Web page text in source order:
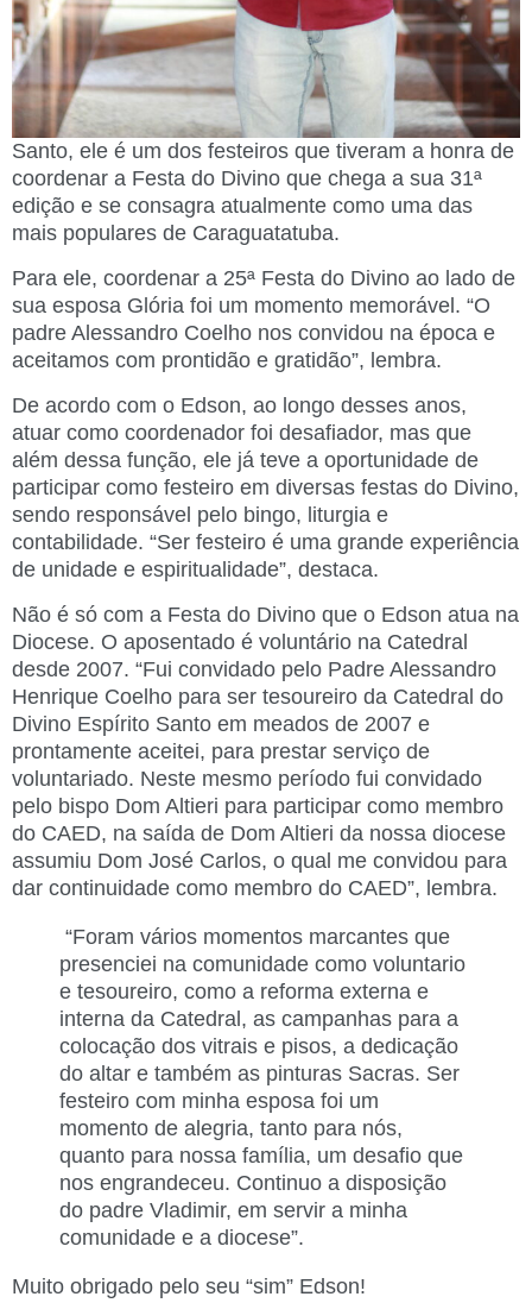
Santo, ele é um dos festeiros que tiveram a honra de
coordenar a Festa do Divino que chega a sua 31ª
edição e se consagra atualmente como uma das
mais populares de Caraguatatuba.
Para ele, coordenar a 25ª Festa do Divino ao lado de
sua esposa Glória foi um momento memorável. “O
padre Alessandro Coelho nos convidou na época e
aceitamos com prontidão e gratidão”, lembra.
De acordo com o Edson, ao longo desses anos,
atuar como coordenador foi desafiador, mas que
além dessa função, ele já teve a oportunidade de
participar como festeiro em diversas festas do Divino,
sendo responsável pelo bingo, liturgia e
contabilidade. “Ser festeiro é uma grande experiência
de unidade e espiritualidade”, destaca.
Não é só com a Festa do Divino que o Edson atua na
Diocese. O aposentado é voluntário na Catedral
desde 2007. “Fui convidado pelo Padre Alessandro
Henrique Coelho para ser tesoureiro da Catedral do
Divino Espírito Santo em meados de 2007 e
prontamente aceitei, para prestar serviço de
voluntariado. Neste mesmo período fui convidado
pelo bispo Dom Altieri para participar como membro
do CAED, na saída de Dom Altieri da nossa diocese
assumiu Dom José Carlos, o qual me convidou para
dar continuidade como membro do CAED”, lembra.
“Foram vários momentos marcantes que
presenciei na comunidade como voluntario
e tesoureiro, como a reforma externa e
interna da Catedral, as campanhas para a
colocação dos vitrais e pisos, a dedicação
do altar e também as pinturas Sacras. Ser
festeiro com minha esposa foi um
momento de alegria, tanto para nós,
quanto para nossa família, um desafio que
nos engrandeceu. Continuo a disposição
do padre Vladimir, em servir a minha
comunidade e a diocese”.
Muito obrigado pelo seu “sim” Edson!